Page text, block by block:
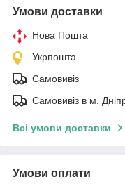
Умови доставки
Нова Пошта
Укрпошта
Самовивіз
Самовивіз в м.
Всі умови доставки
Умови оплати